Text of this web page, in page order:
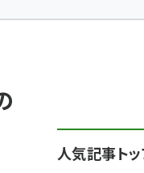
人気記事ト